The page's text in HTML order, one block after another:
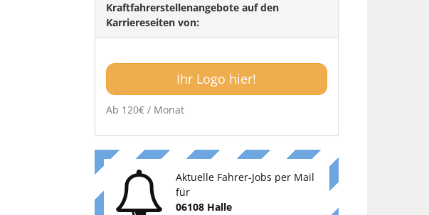
Kraftfahrerstellenangebote auf den
Karriereseiten von:
Ihr Logo hier!
Ab 120€ / Monat
Aktuelle Fahrer-Jobs per Mail
für
06108 Halle